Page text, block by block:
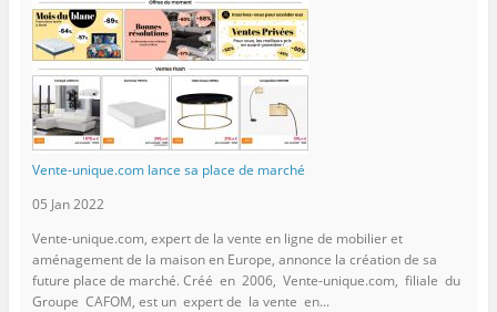
Vente-unique.com lance sa place de marché
05 Jan 2022
Vente-unique.com, expert de la vente en ligne de mobilier et
aménagement de la maison en Europe, annonce la création de sa
future place de marché. Créé en 2006, Vente-unique.com, filiale du
Groupe CAFOM, est un expert de la vente en...